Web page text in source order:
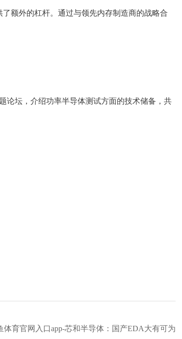
额外的杠杆。通过与领先内存制造商的战略合
论坛，介绍功率半导体测试方面的技术储备，共
体育官网入口app-芯和半导体：国产EDA大有可为